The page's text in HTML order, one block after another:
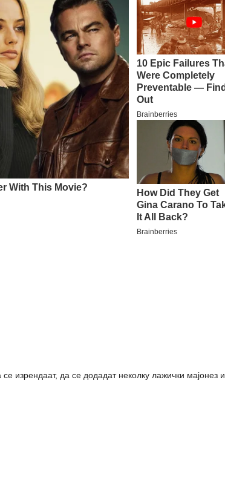
се изрендаат, да се додадат неколку лажички мајонез и